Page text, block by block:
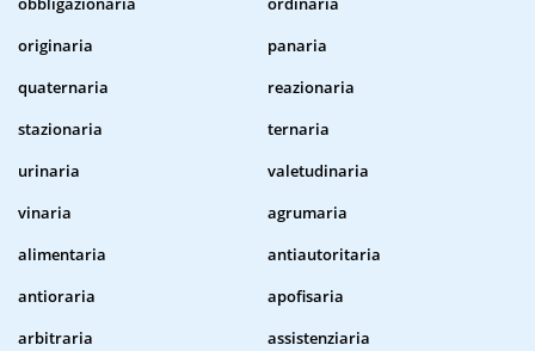
originaria
panaria
quaternaria
reazionaria
stazionaria
ternaria
urinaria
valetudinaria
vinaria
agrumaria
alimentaria
antiautoritaria
antioraria
apofisaria
arbitraria
assistenziaria